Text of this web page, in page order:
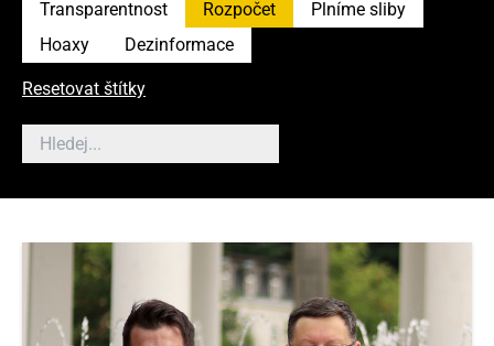
Transparentnost
Rozpočet
Plníme sliby
Hoaxy
Dezinformace
Resetovat štítky